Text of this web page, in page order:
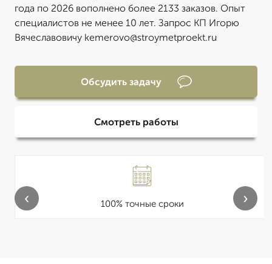
года по 2026 вополнено более 2133 заказов. Опыт
специалистов не менее 10 лет. Запрос КП Игорю
Вячеславовичу kemerovo@stroymetproekt.ru
Обсудить задачу
Смотреть работы
100% точные сроки
‹ ›